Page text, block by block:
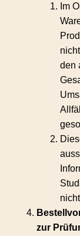
Im
den
zur